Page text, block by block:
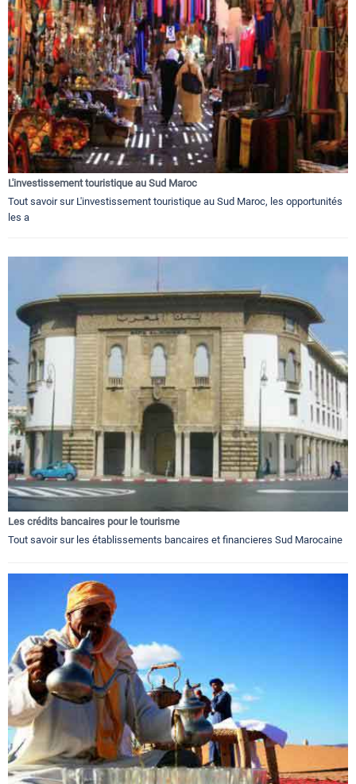
L'investissement touristique au Sud Maroc
Tout savoir sur L'investissement touristique au Sud Maroc, les opportunités
les a
Les crédits bancaires pour le tourisme
Tout savoir sur les établissements bancaires et financieres Sud Marocaine